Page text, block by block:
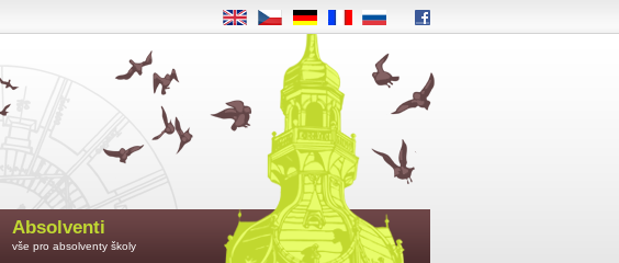
Absolventi
vše pro absolventy školy
EN CS DE RU